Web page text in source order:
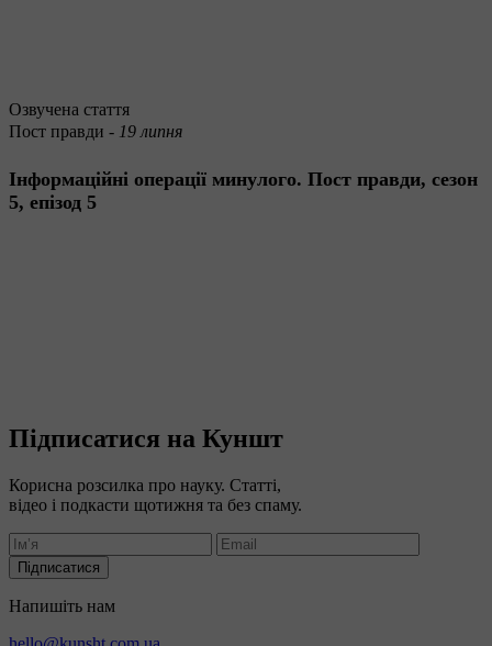
Озвучена стаття
Пост правди - 19 липня
Інформаційні операції минулого. Пост правди, сезон
5, епізод 5
Підписатися на Куншт
Корисна розсилка про науку. Статті,
відео і подкасти щотижня та без спаму.
Підписатися
Напишіть нам